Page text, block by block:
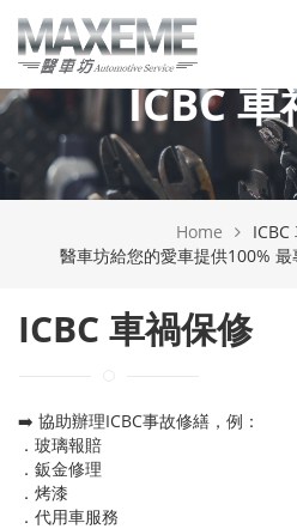
ICBC 車
Home
ICBC
醫車坊給您的愛車提供100% 最
ICBC 車禍保修
➡️ 協助辦理ICBC事故修繕，例：
．玻璃報賠
．鈑金修理
．烤漆
．代用車服務